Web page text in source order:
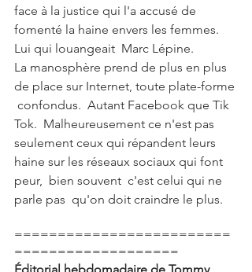
face à la justice qui l'a accusé de
fomenté la haine envers les femmes.
Lui qui louangeait  Marc Lépine.
La manosphère prend de plus en plus
de place sur Internet, toute plate-forme
confondus.  Autant Facebook que Tik
Tok.  Malheureusement ce n'est pas
seulement ceux qui répandent leurs
haine sur les réseaux sociaux qui font
peur,  bien souvent  c'est celui qui ne
parle pas  qu'on doit craindre le plus.
=========================
===================
Éditorial hebdomadaire de Tommy